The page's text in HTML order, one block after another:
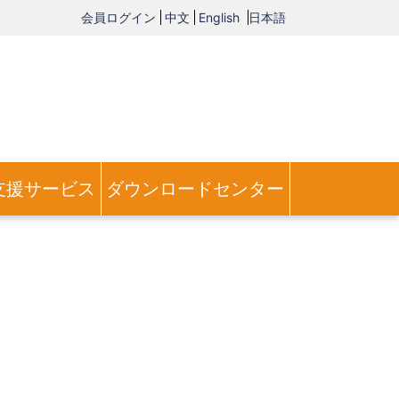
会員ログイン 中文 English 日本語
援サービス ダウンロードセンター